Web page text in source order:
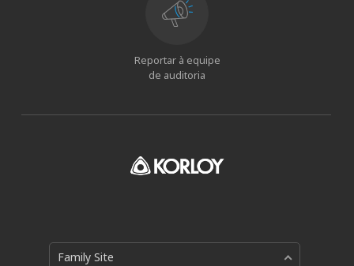
Reportar à equipe
de auditoria
Family Site